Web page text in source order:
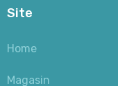
Site
Home
Magasin